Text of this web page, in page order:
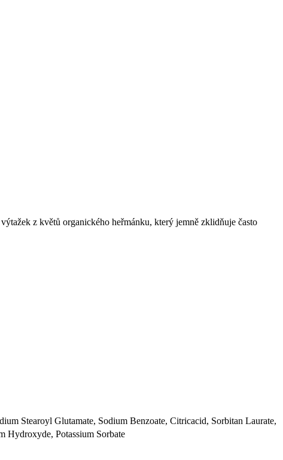
z květů organického heřmánku, který jemně zklidňuje často
Stearoyl Glutamate, Sodium Benzoate, Citricacid, Sorbitan Laurate,
Hydroxyde, Potassium Sorbate